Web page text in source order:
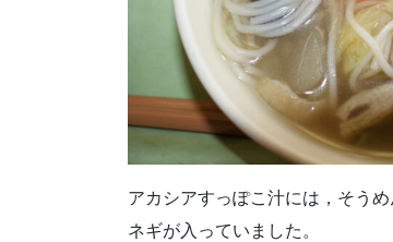
アカシアすっぽこ汁には，そう
ネギが入っていました。